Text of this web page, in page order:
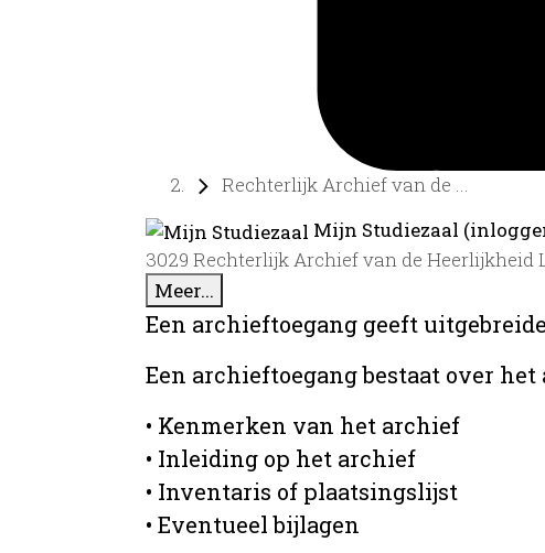
Rechterlijk Archief van de ...
Mijn Studiezaal
3029 Rechterlijk Archief van de Heerlijkheid
Meer...
Een archieftoegang geeft
Een archieftoegang bestaat over
• Kenmerken van het archief
• Inleiding op het archief
• Inventaris of plaatsingslijst
• Eventueel bijlagen